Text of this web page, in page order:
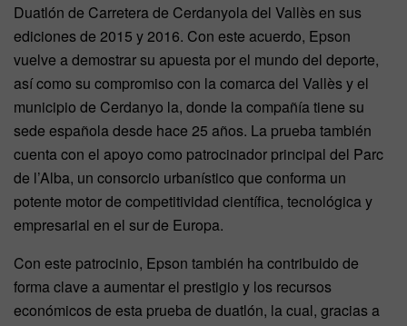
Duatlón de Carretera de Cerdanyola del Vallès en sus
ediciones de 2015 y 2016. Con este acuerdo, Epson
vuelve a demostrar su apuesta por el mundo del deporte,
así como su compromiso con la comarca del Vallès y el
municipio de Cerdanyo la, donde la compañía tiene su
sede española desde hace 25 años. La prueba también
cuenta con el apoyo como patrocinador principal del Parc
de l’Alba, un consorcio urbanístico que conforma un
potente motor de competitividad científica, tecnológica y
empresarial en el sur de Europa.
Con este patrocinio, Epson también ha contribuido de
forma clave a aumentar el prestigio y los recursos
económicos de esta prueba de duatlón, la cual, gracias a